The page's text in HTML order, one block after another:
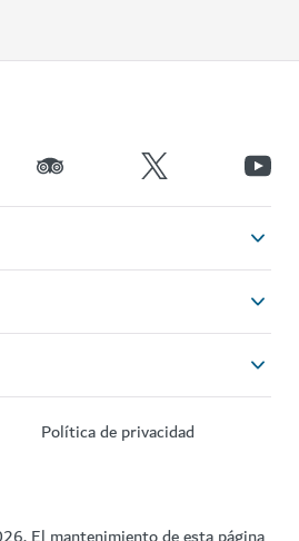
Política de privacidad